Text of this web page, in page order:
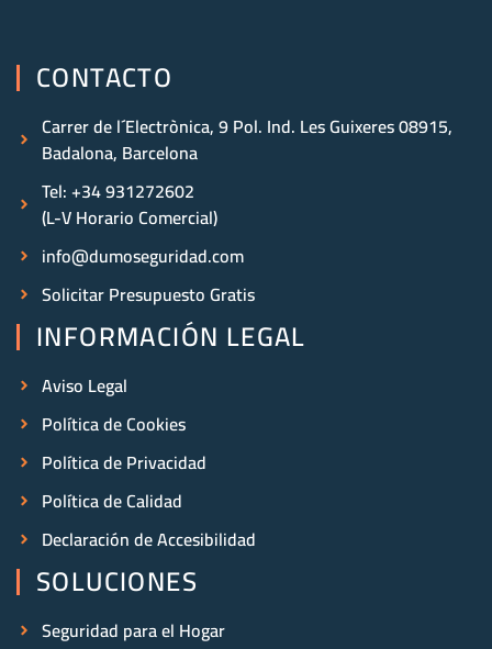
SOLUCIONES
Seguridad para el Hogar
INFORMACIÓN LEGAL
Aviso Legal
Política de Cookies
Política de Privacidad
Política de Calidad
Declaración de Accesibilidad
CONTACTO
Carrer de l´Electrònica, 9 Pol. Ind. Les Guixeres 08915,
Badalona, Barcelona
Tel: +34 931272602
(L-V Horario Comercial)
info@dumoseguridad.com
Solicitar Presupuesto Gratis